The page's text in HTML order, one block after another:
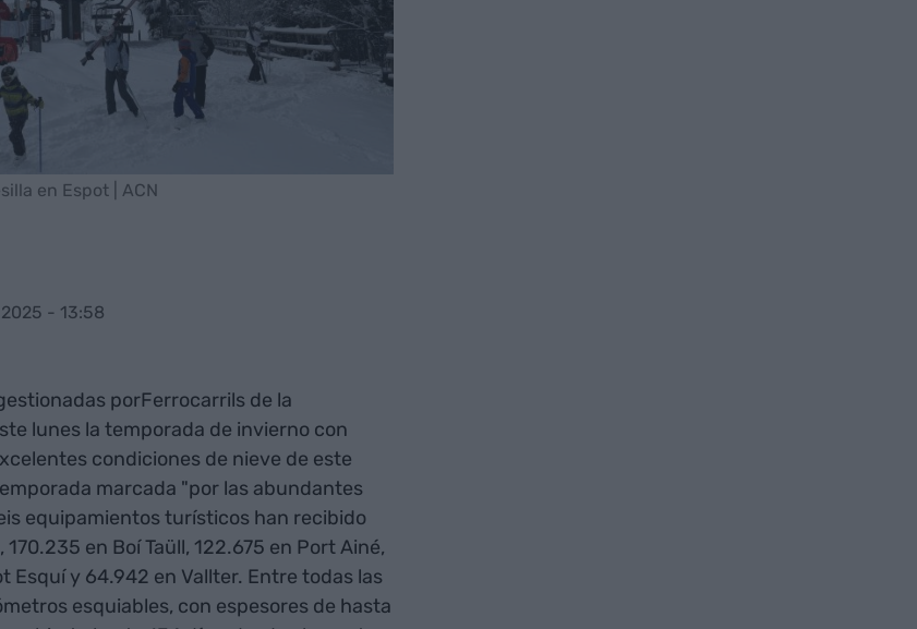
en Espot | ACN
- 13:58
porFerrocarrils de la
lunes la temporada de invierno con
condiciones de nieve de este
marcada "por las abundantes
equipamientos turísticos han recibido
en Boí Taüll, 122.675 en Port Ainé,
Esquí y 64.942 en Vallter. Entre todas las
esquiables, con espesores de hasta